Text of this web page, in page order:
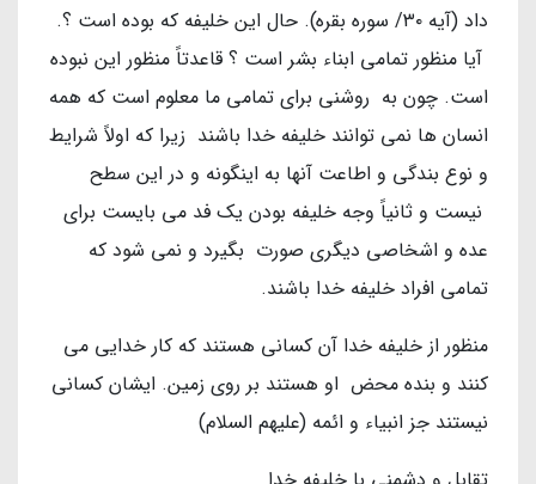
داد (آیه ۳۰/ سوره بقره). حال این خلیفه که بوده است ؟.
آیا منظور تمامی ابناء بشر است ؟ قاعدتاً منظور این نبوده
است. چون به روشنی برای تمامی ما معلوم است که همه
انسان ها نمی توانند خلیفه خدا باشند زیرا که اولاً شرایط
و نوع بندگی و اطاعت آنها به اینگونه و در این سطح
نیست و ثانیاً وجه خلیفه بودن یک فد می بایست برای
عده و اشخاصی دیگری صورت بگیرد و نمی شود که
تمامی افراد خلیفه خدا باشند.
منظور از خلیفه خدا آن کسانی هستند که کار خدایی می
کنند و بنده محض او هستند بر روی زمین. ایشان کسانی
نیستند جز انبیاء و ائمه (علیهم السلام)